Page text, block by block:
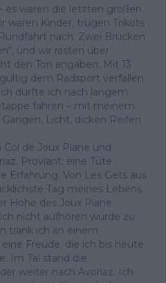
es waren die letzten großen
waren Kinder, trugen Trikots
nach. Zwei Brücken
und wir rasten über
den Ton angaben. Mit 13
dem Radsport verfallen.
durfte ich nach langem
fahren – mit meinem
Licht, dicken Reifen
de Joux Plane und
Proviant: eine Tüte
Erfahrung. Von Les Gets aus
Tag meines Lebens.
Höhe des Joux Plane
nicht aufhören würde zu
trank ich an einem
Freude, die ich bis heute
Im Tal stand die
weiter nach Avoriaz. Ich